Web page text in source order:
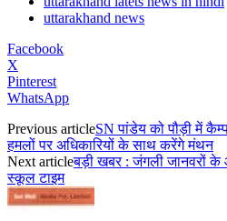
uttarakhand news
Facebook
X
Pinterest
WhatsApp
Previous articleSN पांडेय को पौड़ी में
हमलों पर अधिकारियों के साथ करेंगे मंथन
Next articleबड़ी खबर : जंगली जानवरों
स्कूल टाइम